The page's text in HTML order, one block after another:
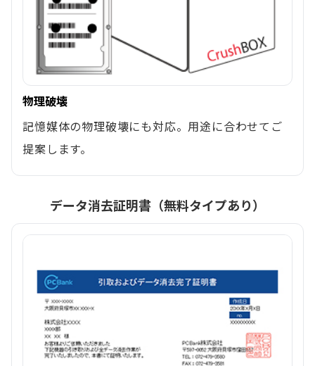
物理破壊
記憶媒体の物理破壊にも対応。用途に合わせてご
提案します。
データ消去証明書（無料タイプあり）